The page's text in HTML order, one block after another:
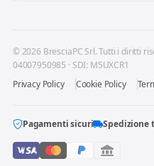
© 2026 BresciaPC Srl. Tutti i diritti
04007950985 · SDI: M5UXCR1
Privacy Policy
Cookie Policy
Pagamenti sicuri Spedizione